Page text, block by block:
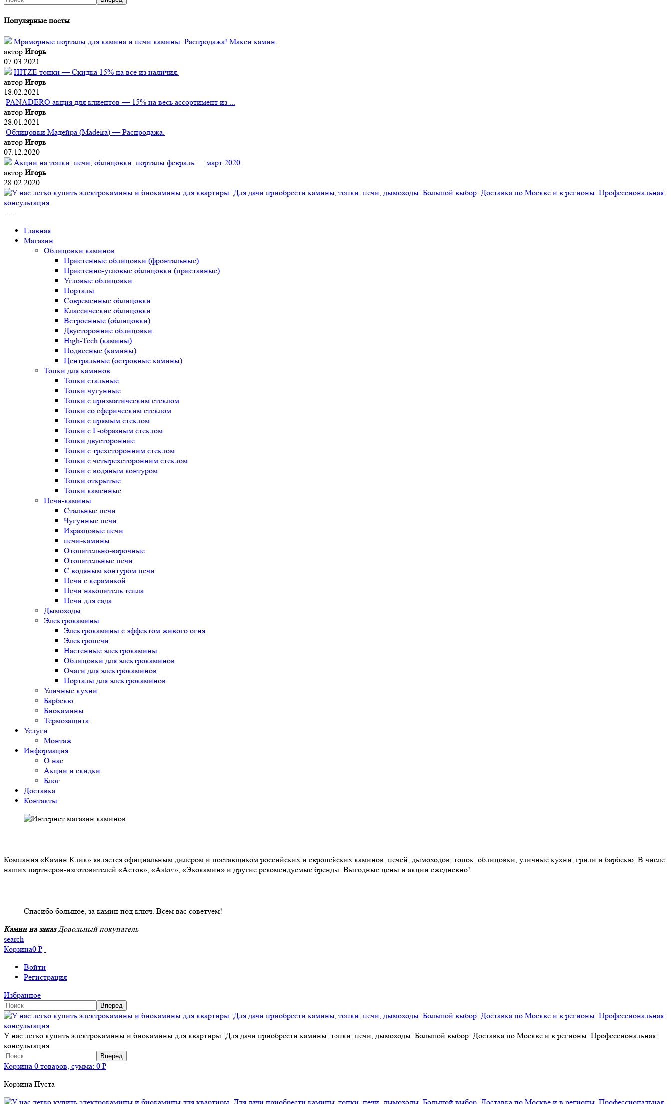
Популярные посты
Мраморные порталы для камина и печи камины. Распродажа! Макси камин.
автор Игорь
07.03.2021
HITZE топки — Скидка 15% на все из наличия.
автор Игорь
18.02.2021
PANADERO акция для клиентов — 15% на весь ассортимент из ...
автор Игорь
28.01.2021
Облицовки Мадейра (Мadeira) — Распродажа.
автор Игорь
07.12.2020
Акции на топки, печи, облицовки, порталы февраль — март 2020
автор Игорь
28.02.2020
Главная
Магазин
Облицовки каминов
Пристенные облицовки (фронтальные)
Пристенно-угловые облицовки (приставные)
Угловые облицовки
Порталы
Современные облицовки
Классические облицовки
Встроенные (облицовки)
Двусторонние облицовки
High-Tech (камины)
Подвесные (камины)
Центральные (островные камины)
Топки для каминов
Топки стальные
Топки чугунные
Топки с призматическим стеклом
Топки со сферическим стеклом
Топки с прямым стеклом
Топки с Г-образным стеклом
Топки двусторонние
Топки с трехсторонним стеклом
Топки с четырехсторонним стеклом
Топки с водяным контуром
Топки открытые
Топки каменные
Печи-камины
Стальные печи
Чугунные печи
Изразцовые печи
печи-камины
Отопительно-варочные
Отопительные печи
С водяным контуром печи
Печи с керамикой
Печи накопитель тепла
Печи для сада
Дымоходы
Электрокамины
Электрокамины с эффектом живого огня
Электропечи
Настенные электрокамины
Облицовки для электрокаминов
Очаги для электрокаминов
Порталы для электрокаминов
Уличные кухни
Барбекю
Биокамины
Термозащита
Услуги
Монтаж
Информация
О нас
Акции и скидки
Блог
Доставка
Контакты
Компания «Камин.Клик» является официальным дилером и поставщиком российских и европейских каминов, печей, дымоходов, топок, облицовки, уличные кухни, грили и барбекю. В числе
наших партнеров-изготовителей «Астов», «Astov», «Экокамин» и другие рекомендуемые бренды. Выгодные цены и акции ежедневно!
Спасибо большое, за камин под ключ. Всем вас советуем!
Камин на заказ Довольный покупатель
search
Корзина0 ₽
Войти
Регистрация
Избранное
У нас легко купить электрокамины и биокамины для квартиры. Для дачи приобрести камины, топки, печи, дымоходы. Большой выбор. Доставка по Москве и в регионы. Профессиональная
консультация.
Корзина 0 товаров, сумма: 0 ₽
Корзина Пуста